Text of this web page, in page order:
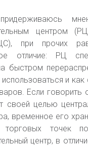
центром
при прочих
отличие: РЦ
быстром
и как
Если говорить
своей целью
временное его
торговых точек
центр, в